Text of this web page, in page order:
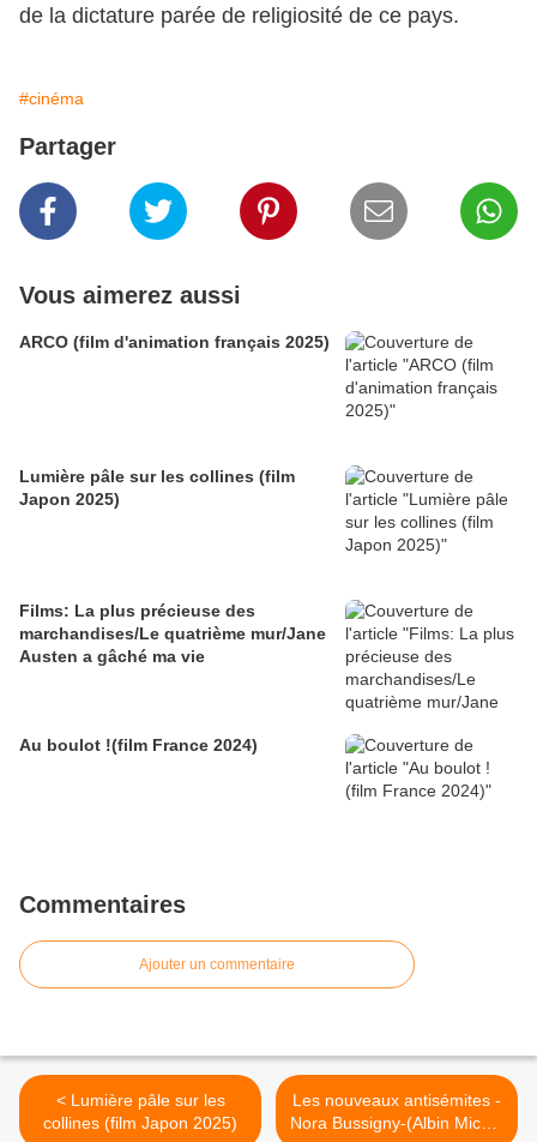
de la dictature parée de religiosité de ce pays.
#cinéma
Partager
Vous aimerez aussi
ARCO (film d'animation français 2025)
Lumière pâle sur les collines (film
Japon 2025)
Films: La plus précieuse des
marchandises/Le quatrième mur/Jane
Austen a gâché ma vie
Au boulot !(film France 2024)
Commentaires
Ajouter un commentaire
< Lumière pâle sur les
collines (film Japon 2025)
Les nouveaux antisémites -
Nora Bussigny-(Albin Michel